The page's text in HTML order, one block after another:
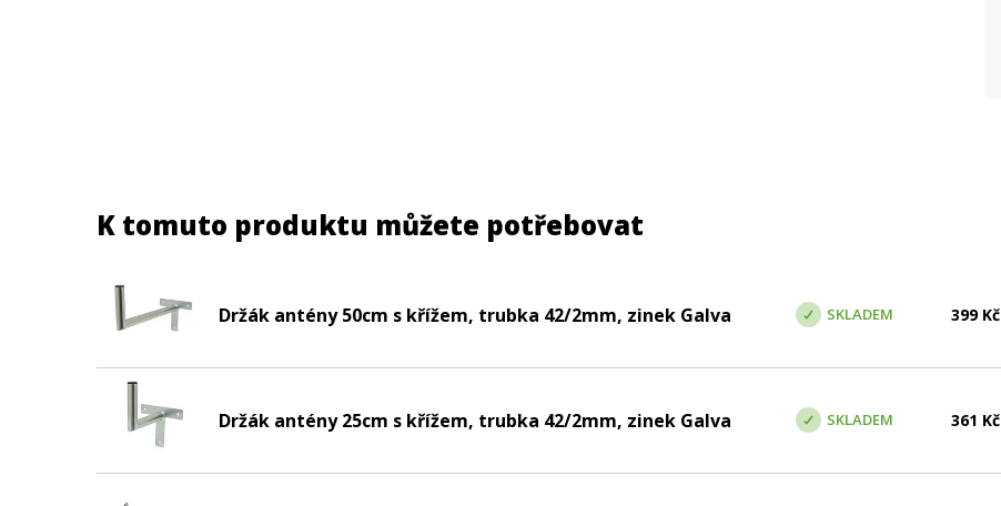
K tomuto produktu můžete potřebovat
Držák antény 50cm s křížem, trubka 42/2mm, zinek Galva SKLADEM 399Kč
Držák antény 25cm s křížem, trubka 42/2mm, zinek Galva SKLADEM 361 Kč